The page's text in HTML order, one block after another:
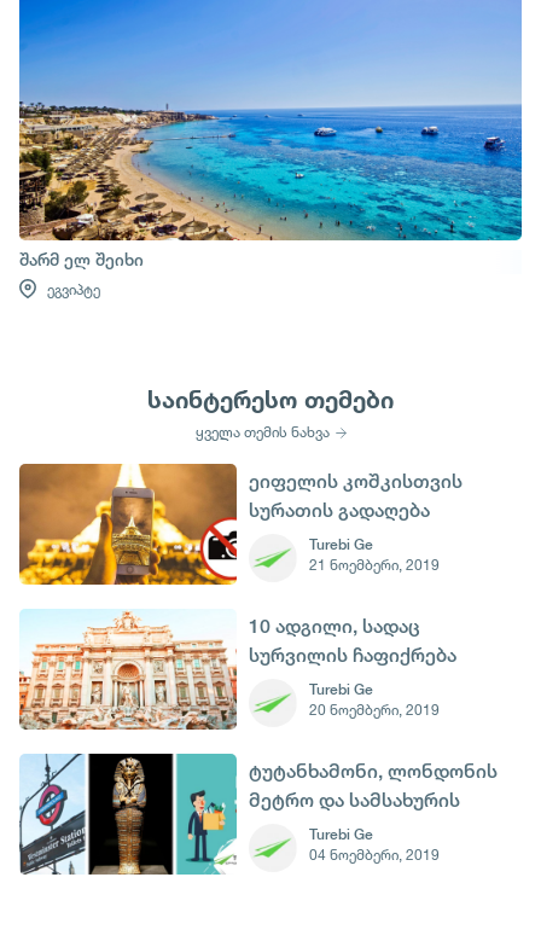
შარმ ელ შეიხი
ეგვიპტე
საინტერესო თემები
ყველა თემის ნახვა
ეიფელის კოშკისთვის
სურათის გადაღება
იკრძალება
Turebi Ge
21 ნოემბერი, 2019
10 ადგილი, სადაც
სურვილის ჩაფიქრება
შეგიძლია
Turebi Ge
20 ნოემბერი, 2019
ტუტანხამონი, ლონდონის
მეტრო და სამსახურის
მაძიებლების დღე - 4
ნოემბერი
Turebi Ge
04 ნოემბერი, 2019